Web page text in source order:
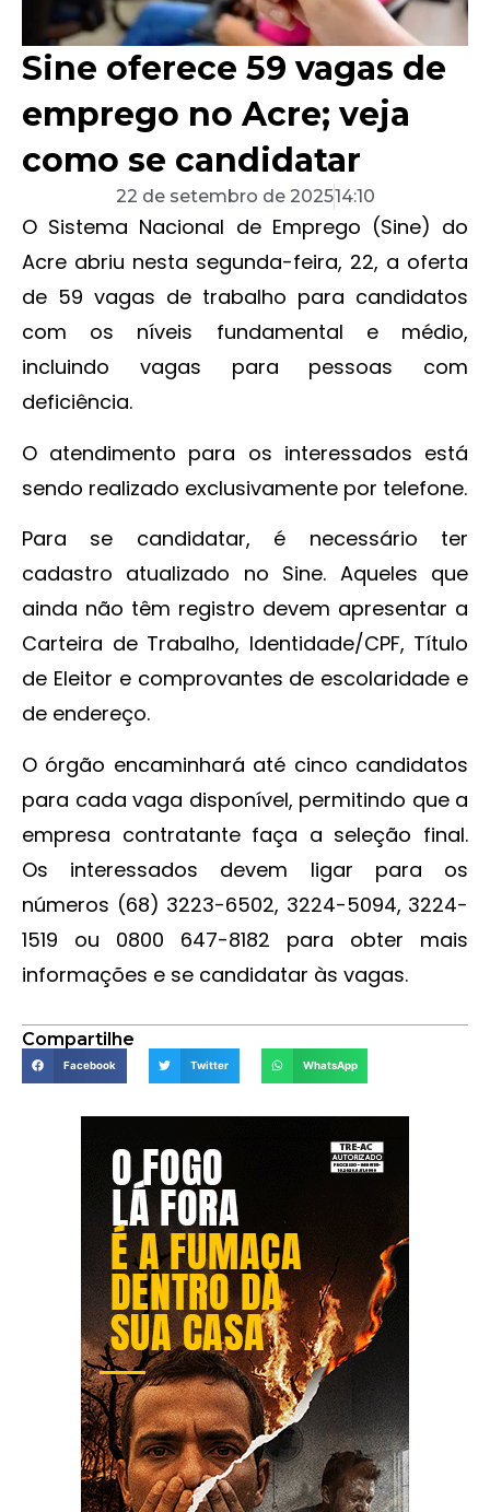
Sine oferece 59 vagas de
emprego no Acre; veja
como se candidatar
22 de setembro de 202514:10
O Sistema Nacional de Emprego (Sine) do
Acre abriu nesta segunda-feira, 22, a oferta
de 59 vagas de trabalho para candidatos
com os níveis fundamental e médio,
incluindo vagas para pessoas com
deficiência.
O atendimento para os interessados está
sendo realizado exclusivamente por telefone.
Para se candidatar, é necessário ter
cadastro atualizado no Sine. Aqueles que
ainda não têm registro devem apresentar a
Carteira de Trabalho, Identidade/CPF, Título
de Eleitor e comprovantes de escolaridade e
de endereço.
O órgão encaminhará até cinco candidatos
para cada vaga disponível, permitindo que a
empresa contratante faça a seleção final.
Os interessados devem ligar para os
números (68) 3223-6502, 3224-5094, 3224-
1519 ou 0800 647-8182 para obter mais
informações e se candidatar às vagas.
Compartilhe
Facebook Twitter WhatsApp